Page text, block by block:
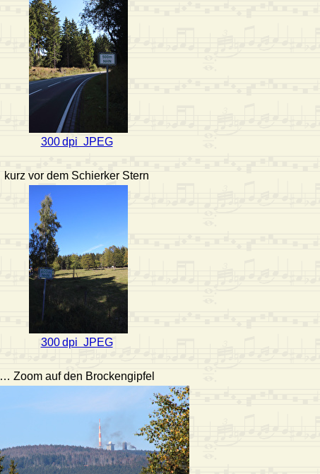
300 dpi JPEG
kurz vor dem Schierker Stern
300 dpi JPEG
… Zoom auf den Brockengipfel